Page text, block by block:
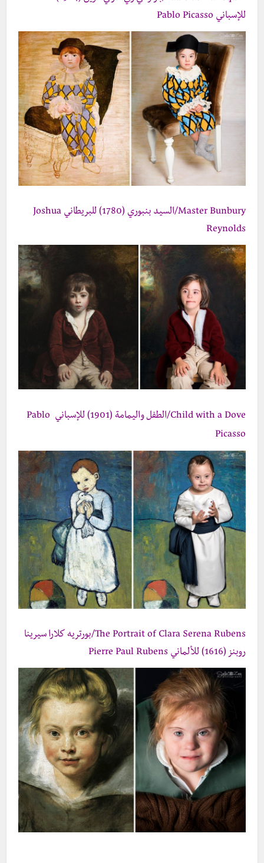
للإسباني Pablo Picasso
Master Bunbury/السيد بنبوري (1780) للبريطاني Joshua
Reynolds
Child with a Dove/الطفل واليمامة (1901) للإسباني Pablo
Picasso
The Portrait of Clara Serena Rubens/بورتريه كلارا سيرينا
روبنز (1616) للألماني Pierre Paul Rubens